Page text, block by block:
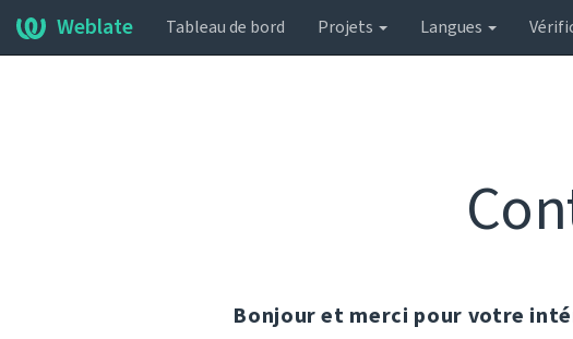
Weblate Tableau de bord Projets Langues
Bonjour et merci pour votre